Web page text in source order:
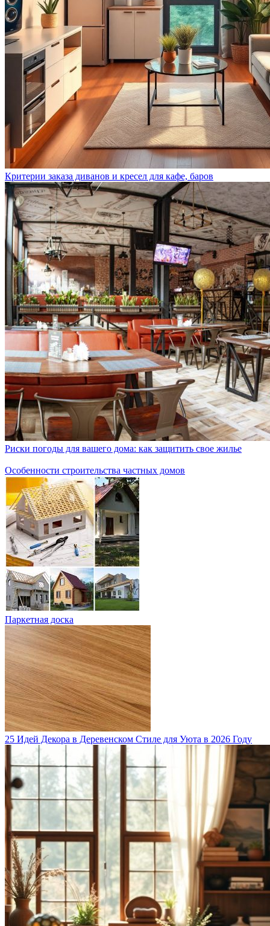
Критерии заказа диванов и кресел для кафе, баров
Риски погоды для вашего дома: как защитить свое жилье
Особенности строительства частных домов
Паркетная доска
25 Идей Декора в Деревенском Стиле для Уюта в 2026 Году